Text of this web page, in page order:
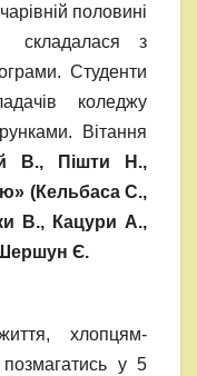
половині
складалася з
Студенти
коледжу
Вітання
В., Пішти Н.,
(Кельбаса С.,
В., Кацури А.,
та Шершун Є.
хлопцям-
у 5